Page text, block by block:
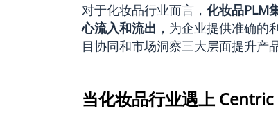
对于化妆品行业而言， 化妆品PLM
心流入和流出 ，为企业提供准确
目协同和市场洞察三大层面提升产
当化妆品行业遇上 Centric